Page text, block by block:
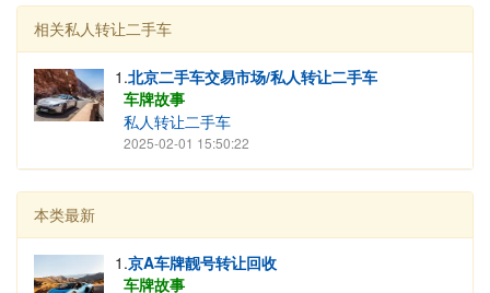
相关私人转让二手车
1.北京二手车交易市场/私人转让二手车
车牌故事
私人转让二手车
2025-02-01 15:50:22
本类最新
1.京A车牌靓号转让回收
车牌故事